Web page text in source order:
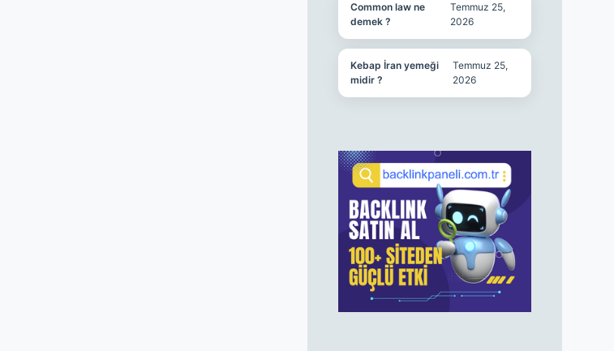
Common law ne
demek ?
Temmuz 25,
2026
Kebap İran yemeği
midir ?
Temmuz 25,
2026